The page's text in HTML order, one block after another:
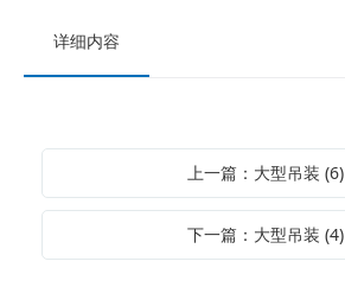
详细内容
上一篇：大型吊装 (6)
下一篇：大型吊装 (4)